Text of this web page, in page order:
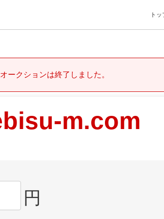
トッ
オークションは終了しました。
m.com
円